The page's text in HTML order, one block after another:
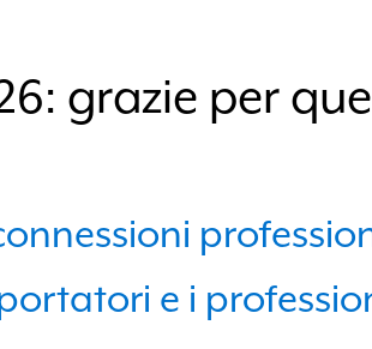
grazie per
e i